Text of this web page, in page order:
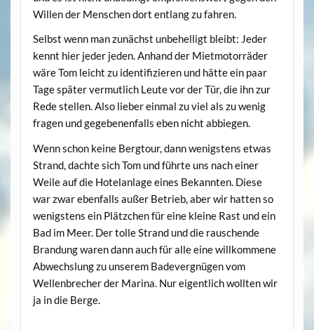
Willen der Menschen dort entlang zu fahren.
Selbst wenn man zunächst unbehelligt bleibt: Jeder
kennt hier jeder jeden. Anhand der Mietmotorräder
wäre Tom leicht zu identifizieren und hätte ein paar
Tage später vermutlich Leute vor der Tür, die ihn zur
Rede stellen. Also lieber einmal zu viel als zu wenig
fragen und gegebenenfalls eben nicht abbiegen.
Wenn schon keine Bergtour, dann wenigstens etwas
Strand, dachte sich Tom und führte uns nach einer
Weile auf die Hotelanlage eines Bekannten. Diese
war zwar ebenfalls außer Betrieb, aber wir hatten so
wenigstens ein Plätzchen für eine kleine Rast und ein
Bad im Meer. Der tolle Strand und die rauschende
Brandung waren dann auch für alle eine willkommene
Abwechslung zu unserem Badevergnügen vom
Wellenbrecher der Marina. Nur eigentlich wollten wir
ja in die Berge.